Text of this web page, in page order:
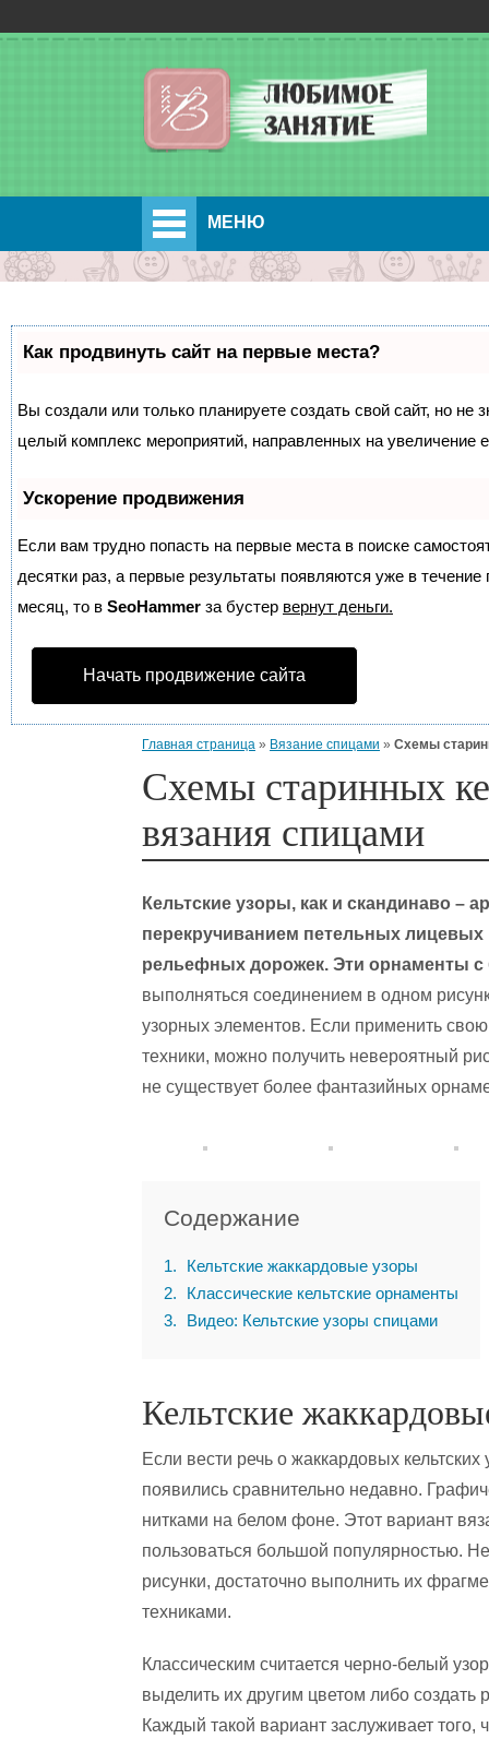
МЕНЮ
Как продвинуть сайт на первые места?
Вы создали или только планируете создать свой сайт, но не
целый комплекс мероприятий, направленных на увеличение
Ускорение продвижения
Если вам трудно попасть на первые места в поиске
десятки раз, а первые результаты появляются уже в
месяц, то в SeoHammer за бустер вернут деньги.
Начать продвижение сайта
Главная страница » Вязание спицами » Схемы
Схемы старинных
вязания спицами
Кельтские узоры, как и скандинаво –
перекручиванием петельных
рельефных дорожек. Эти орнаменты
выполняться соединением в одном
узорных элементов. Если применить
техники, можно получить невероятный
не существует более фантазийных
Содержание
1
Кельтские жаккардовые узоры
2
Классические кельтские орнаменты
3
Видео: Кельтские узоры спицами
Кельтские
Если вести речь о жаккардовых кельтских
появились сравнительно недавно.
нитками на белом фоне. Этот вариант
пользоваться большой популярностью.
рисунки, достаточно выполнить их
техниками.
Классическим считается черно-белый
выделить их другим цветом либо
Каждый такой вариант заслуживает того,